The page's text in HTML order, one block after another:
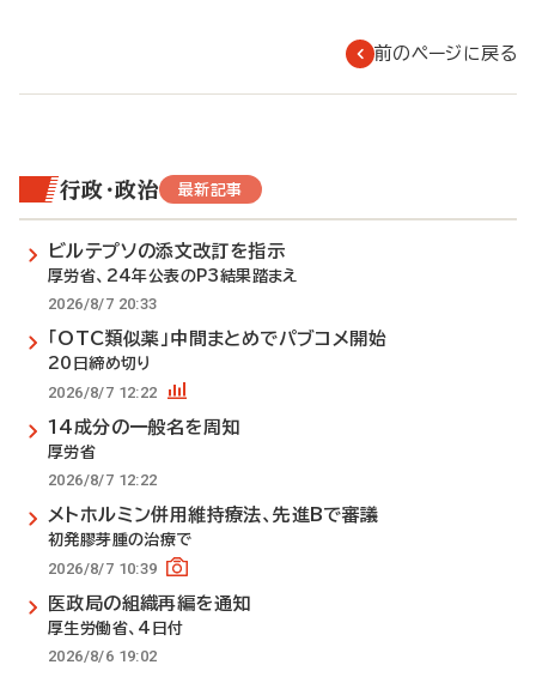
前のページに戻る
行政・政治 最新記事
ビルテプソの添文改訂を指示
厚労省、24年公表のP3結果踏まえ
2026/8/7 20:33
「OTC類似薬」中間まとめでパブコメ開始
20日締め切り
2026/8/7 12:22
14成分の一般名を周知
厚労省
2026/8/7 12:22
メトホルミン併用維持療法、先進Bで審議
初発膠芽腫の治療で
2026/8/7 10:39
医政局の組織再編を通知
厚生労働省、4日付
2026/8/6 19:02